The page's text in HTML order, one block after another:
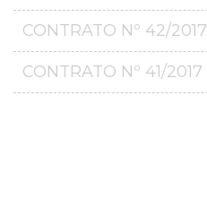
CONTRATO Nº 42/2017
CONTRATO Nº 41/2017